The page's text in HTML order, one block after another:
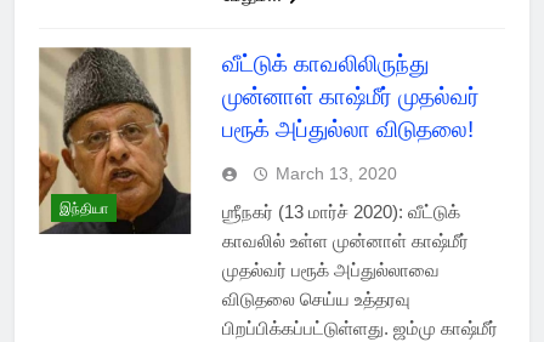
இந்தியா
வீட்டுக் காவலிலிருந்து
முன்னாள் காஷ்மீர் முதல்வர்
பரூக் அப்துல்லா விடுதலை!
March 13, 2020
ஶ்ரீநகர் (13 மார்ச் 2020): வீட்டுக்
காவலில் உள்ள முன்னாள் காஷ்மீர்
முதல்வர் பரூக் அப்துல்லாவை
விடுதலை செய்ய உத்தரவு
பிறப்பிக்கப்பட்டுள்ளது. ஜம்மு காஷ்மீர்